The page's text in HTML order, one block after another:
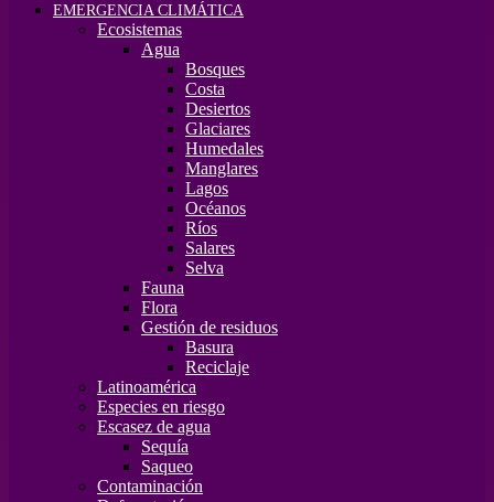
EMERGENCIA CLIMÁTICA
Ecosistemas
Agua
Bosques
Costa
Desiertos
Glaciares
Humedales
Manglares
Lagos
Océanos
Ríos
Salares
Selva
Fauna
Flora
Gestión de residuos
Basura
Reciclaje
Latinoamérica
Especies en riesgo
Escasez de agua
Sequía
Saqueo
Contaminación